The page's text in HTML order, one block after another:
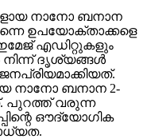
നാനോ ബനാന
ഉപയോക്താക്കളെ
എഡിറ്റുകളും
നിന്ന് ദൃശ്യങ്ങള്‍
നാനോ ബനാന 2-
പുറത്ത് വരുന്ന
ഔദ്യോഗിക